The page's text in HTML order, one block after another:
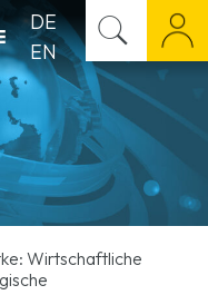
DE
EN
Wirtschaftliche